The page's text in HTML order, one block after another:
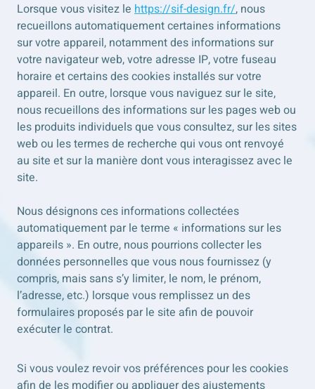
Lorsque vous visitez le https://sif-design.fr/, nous
recueillons automatiquement certaines informations
sur votre appareil, notamment des informations sur
votre navigateur web, votre adresse IP, votre fuseau
horaire et certains des cookies installés sur votre
appareil. En outre, lorsque vous naviguez sur le site,
nous recueillons des informations sur les pages web ou
les produits individuels que vous consultez, sur les sites
web ou les termes de recherche qui vous ont renvoyé
au site et sur la manière dont vous interagissez avec le
site.
Nous désignons ces informations collectées
automatiquement par le terme « informations sur les
appareils ». En outre, nous pourrions collecter les
données personnelles que vous nous fournissez (y
compris, mais sans s’y limiter, le nom, le prénom,
l’adresse, etc.) lorsque vous remplissez un des
formulaires proposés par le site afin de pouvoir
exécuter le contrat.
Si vous voulez revoir vos préférences pour les cookies
afin de les modifier ou appliquer des ajustements